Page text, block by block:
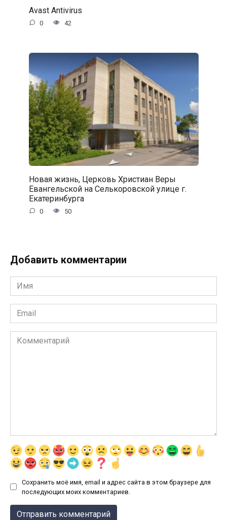
Avast Antivirus
0 42
Новая жизнь, Церковь Христиан Веры
Евангельской на Селькоровской улице г.
Екатеринбурга
0 50
Добавить комментарии
Имя
*
Email
*
Комментарий
Сохранить моё имя, email и адрес сайта в этом браузере для
последующих моих комментариев.